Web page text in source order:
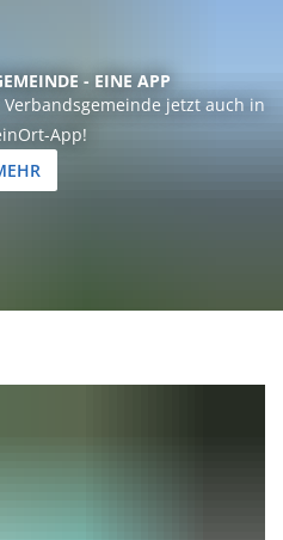
- EINE APP
jetzt auch in
App!